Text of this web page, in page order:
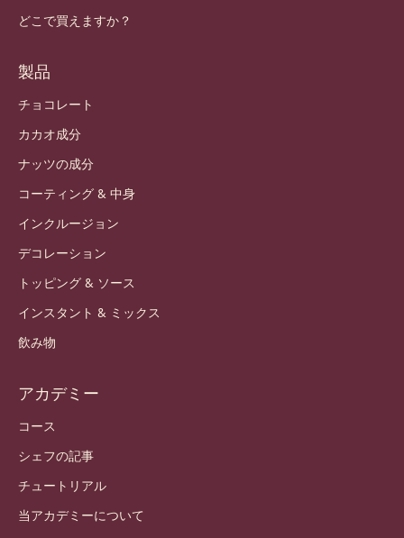
どこで買えますか？
製品
チョコレート
カカオ成分
ナッツの成分
コーティング & 中身
インクルージョン
デコレーション
トッピング & ソース
インスタント & ミックス
飲み物
アカデミー
コース
シェフの記事
チュートリアル
当アカデミーについて